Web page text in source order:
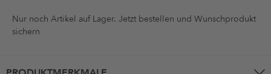
Nur noch Artikel auf Lager. Jetzt bestellen und Wunschprodukt
sichern